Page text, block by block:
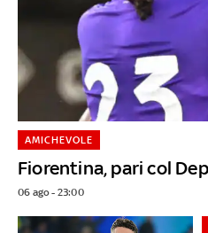
Fiorentina, pari col
AMICHEVOLE
06 ago - 23:00